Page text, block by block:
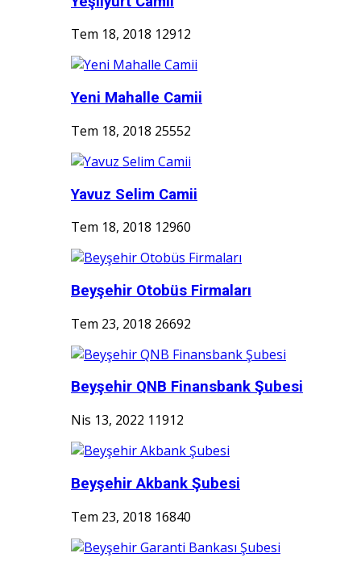
Tem 18, 2018 12912
Yeni Mahalle Camii
Tem 18, 2018 25552
Yavuz Selim Camii
Tem 18, 2018 12960
Beyşehir Otobüs Firmaları
Tem 23, 2018 26692
Beyşehir QNB Finansbank Şubesi
Nis 13, 2022 11912
Beyşehir Akbank Şubesi
Tem 23, 2018 16840